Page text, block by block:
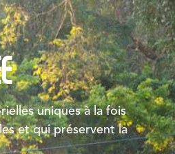
uniques à la fois
et qui préservent la